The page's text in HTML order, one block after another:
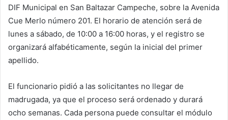
DIF Municipal en San Baltazar Campeche, sobre la Avenida
Cue Merlo número 201. El horario de atención será de
lunes a sábado, de 10:00 a 16:00 horas, y el registro se
organizará alfabéticamente, según la inicial del primer
apellido.
El funcionario pidió a las solicitantes no llegar de
madrugada, ya que el proceso será ordenado y durará
ocho semanas. Cada persona puede consultar el módulo